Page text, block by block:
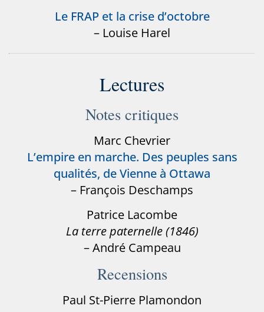
Le FRAP et la crise d’octobre
– Louise Harel
Lectures
Notes critiques
Marc Chevrier
L’empire en marche. Des peuples sans
qualités, de Vienne à Ottawa
– François Deschamps
Patrice Lacombe
La terre paternelle (1846)
– André Campeau
Recensions
Paul St-Pierre Plamondon